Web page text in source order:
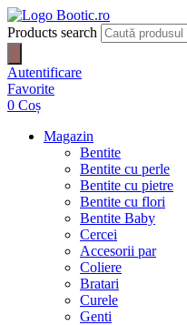
Products search
Autentificare
Favorite
0 Coș
Magazin
Bentite
Bentite cu perle
Bentite cu pietre
Bentite cu flori
Bentite Baby
Cercei
Accesorii par
Coliere
Bratari
Curele
Genti